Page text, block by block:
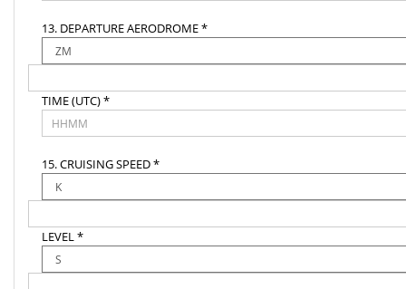
13. DEPARTURE AERODROME *
TIME (UTC) *
15. CRUISING SPEED *
LEVEL *